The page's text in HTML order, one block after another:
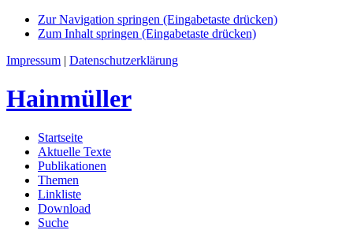
Zur Navigation springen (Eingabetaste drücken)
Zum Inhalt springen (Eingabetaste drücken)
Impressum | Datenschutzerklärung
Hainmüller
Startseite
Aktuelle Texte
Publikationen
Themen
Linkliste
Download
Suche